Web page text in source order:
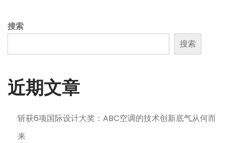
日
搜索
搜索
近期文章
斩获6项国际设计大奖：ABC空调的技术创新底气从何而
来